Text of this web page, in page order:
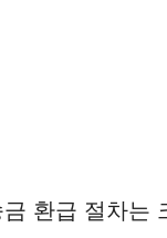
환급 절차는